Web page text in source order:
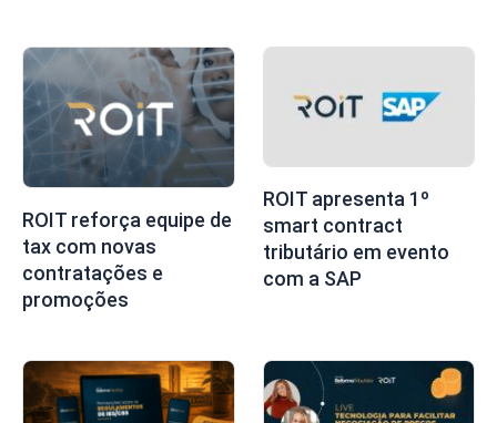
ROIT reforça equipe de
tax com novas
contratações e
promoções
ROIT apresenta 1º
smart contract
tributário em evento
com a SAP